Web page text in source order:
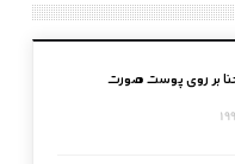
بر روی پوست صورت
199